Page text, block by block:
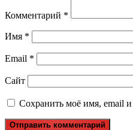
Комментарий *
Имя *
Email *
Сайт
Сохранить моё имя, email